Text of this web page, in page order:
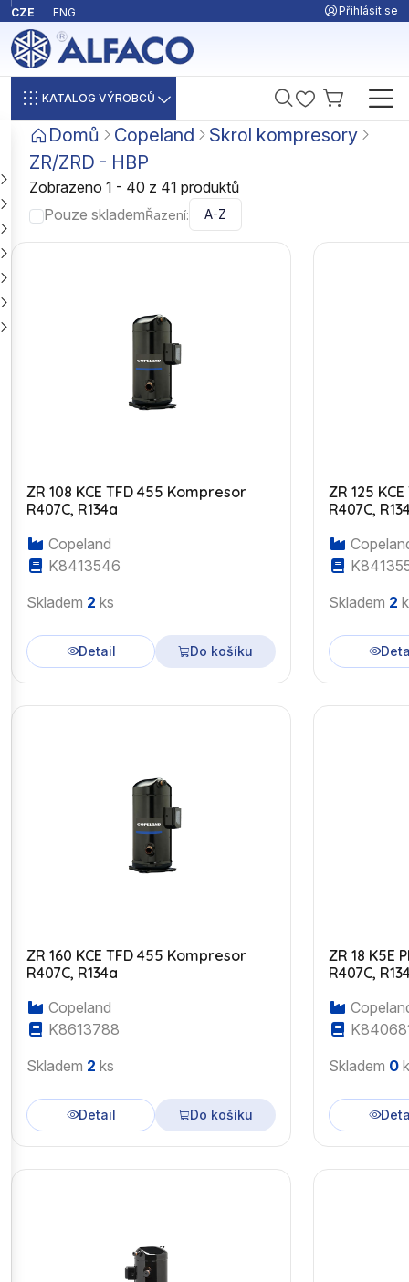
CZE ENG Přihlásit se
KATALOG VÝROBCŮ
Domů Copeland
Skrol kompresory
ZR/ZRD - HBP
Zobrazeno 1 - 40 z 41 produktů
Pouze sklademŘazení:
ZR 108 KCE TFD 455 Kompresor
R407C, R134a
Copeland
K8413546
Skladem 2 ks
Detail Do košíku
ZR 125
R407C,
Skladem 2
ZR 160 KCE TFD 455 Kompresor
R407C, R134a
Copeland
K8613788
Skladem 2 ks
Detail Do košíku
ZR 18 K5E
R407C,
Skladem 0